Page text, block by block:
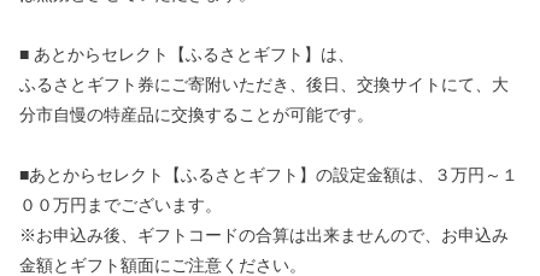
■ あとからセレクト【ふるさとギフト】は、
ふるさとギフト券にご寄附いただき、後日、交換サイトにて、大
分市自慢の特産品に交換することが可能です。
■あとからセレクト【ふるさとギフト】の設定金額は、３万円～１
００万円までございます。
※お申込み後、ギフトコードの合算は出来ませんので、お申込み
金額とギフト額面にご注意ください。